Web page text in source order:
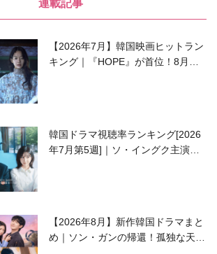
連載記事
【2026年7月】韓国映画ヒットラン
キング｜『HOPE』が首位！8月公
韓国ドラマ視聴率ランキング[2026
年7月第5週]｜ソ・イングク主演の
【2026年8月】新作韓国ドラマまと
め｜ソン・ガンの帰還！孤独な天才